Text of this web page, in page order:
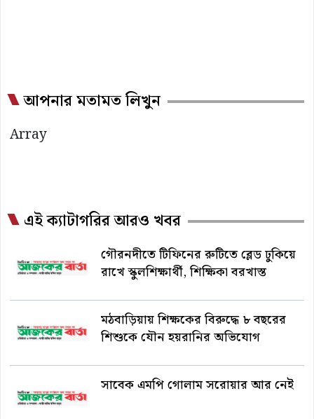
আপনার মতামত লিখুন
Array
এই ক্যাটাগরির আরও খবর
গৌরনদীতে টিফিনের রুটিতে ব্লেড ঢুকিয়ে
রাখে স্কুলশিক্ষার্থী, শিক্ষিকা বরখাস্ত
মঠবাড়িয়ায় শিক্ষকের বিরুদ্ধে ৮ বছরের
শিশুকে যৌন হয়রানির অভিযোগ
সাবেক এমপি গোলাম সরোয়ার আর নেই